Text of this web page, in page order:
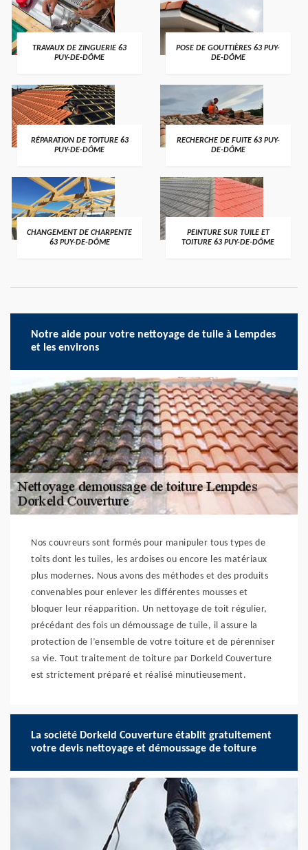
TRAVAUX DE ZINGUERIE 63
PUY-DE-DÔME
POSE DE GOUTTIÈRES 63 PUY-
DE-DÔME
RÉPARATION DE TOITURE 63
PUY-DE-DÔME
RECHERCHE DE FUITE 63 PUY-
DE-DÔME
CHANGEMENT DE CHARPENTE
63 PUY-DE-DÔME
PEINTURE SUR TUILE ET
TOITURE 63 PUY-DE-DÔME
Notre aide pour votre nettoyage de tuile à Lempdes
et les environs
Nos couvreurs sont formés pour manipuler tous types de
toits dont les tuiles, les ardoises ou encore les matériaux
plus modernes. Nous avons des méthodes et des produits
convenables pour enlever les différentes mousses et
bloquer leur réapparition. Un nettoyage de toit régulier,
précédant des fois un démoussage de tuile, il assure la
protection de l’ensemble de votre toiture et de pérenniser
sa vie. Tout traitement de toiture par Dorkeld Couverture
est strictement préparé et réalisé minutieusement.
La société Dorkeld Couverture établit gratuitement
votre devis nettoyage et démoussage de toiture